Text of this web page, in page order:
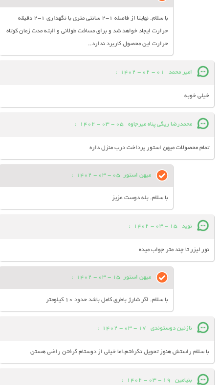
با سلام. نهایتا از فاصله 1-2 سانتی متری با نگهداری 1-2 دقیقه
حرارت ایجاد خواهد شد و برای مسافت طولانی و البته مدت زمان کوتاه
حرارت این محصول کاربرد ندارد..
امیر محمد 01 - 02 - 1402
:
خیلی خوبه
محمدرضا ریگی پناه میرجاوه 05 - 03 - 1402
:
تمام محصولات میهن استور پرداخت درب منزل داره
میهن استور 05 - 03 - 1402
:
با سلام. بله دوست عزیز
نوید 15 - 03 - 1402
:
نور لیزر تا چند متر جواب میده
میهن استور 15 - 03 - 1402
:
با سلام. اگر شارژ باطری کامل باشد حدود 10 کیلومتر
نازنین دوستوندی 17 - 03 - 1402
:
با سلام راستش هنوز تحویل نگرفتم،اما خیلی از دوستام گرفتن راضی هستن
بنیامین 19 - 03 - 1402
: